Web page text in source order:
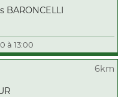
BARONCELLI
à 13:00
6km